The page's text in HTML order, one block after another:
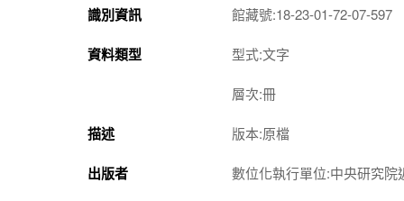
識別資訊 館藏號:18-23-01-72-07-597
資料類型 型式:文字
層次:冊
描述 版本:原檔
出版者 數位化執行單位:中央研究院